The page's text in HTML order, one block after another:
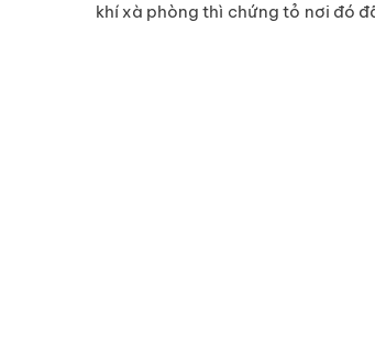
khí xà phòng thì chứng tỏ nơi đó